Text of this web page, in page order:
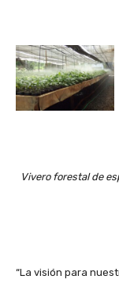
Vivero forestal de
“La visión para